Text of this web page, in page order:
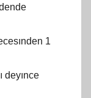
1
deyınce